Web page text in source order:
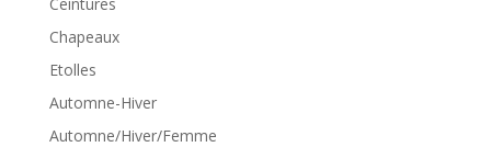
Chapeaux
Etolles
Automne-Hiver
Automne/Hiver/Femme